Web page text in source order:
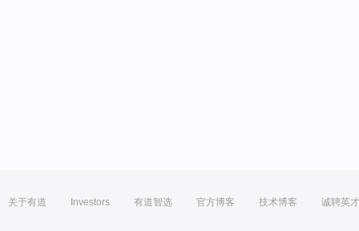
关于有道 Investors 有道智选 官方博客 技术博客 诚聘英才